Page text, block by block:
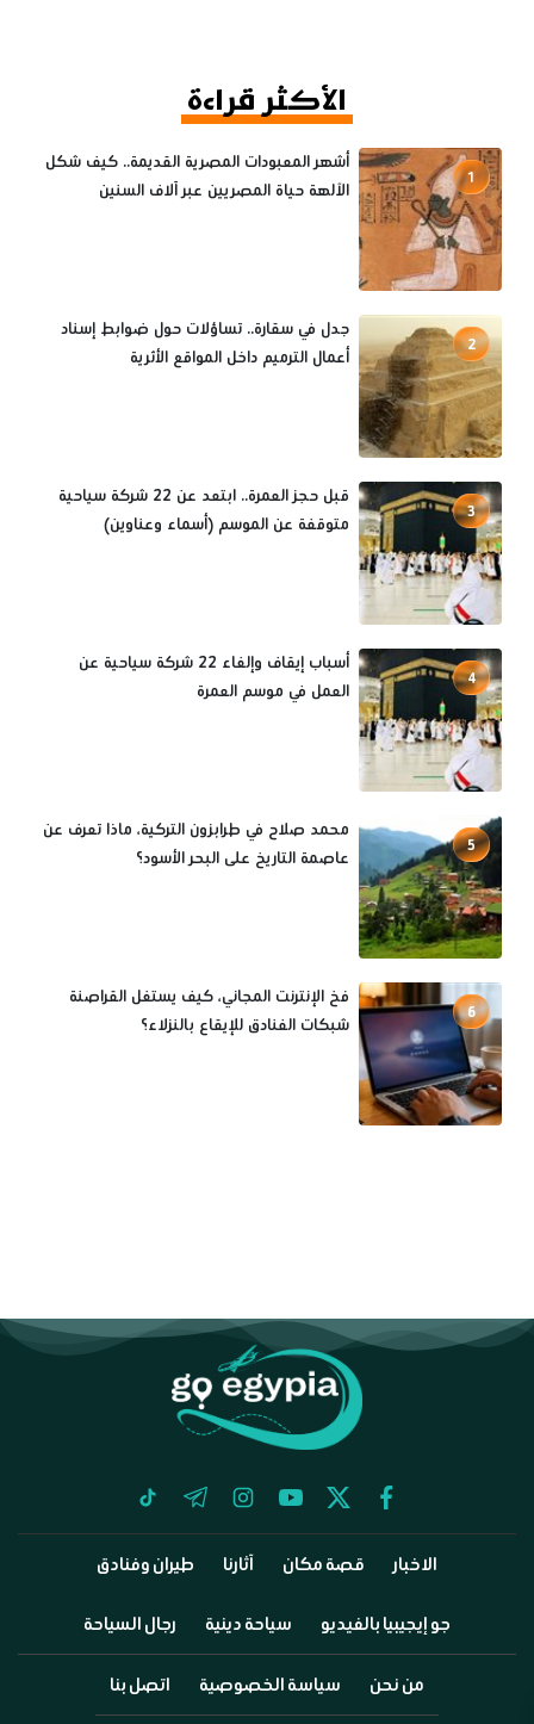
الأكثر قراءة
1
أشهر المعبودات المصرية القديمة.. كيف شكل
الآلهة حياة المصريين عبر آلاف السنين
2
جدل في سقارة.. تساؤلات حول ضوابط إسناد
أعمال الترميم داخل المواقع الأثرية
3
قبل حجز العمرة.. ابتعد عن 22 شركة سياحية
متوقفة عن الموسم (أسماء وعناوين)
4
أسباب إيقاف وإلغاء 22 شركة سياحية عن
العمل في موسم العمرة
5
محمد صلاح في طرابزون التركية، ماذا تعرف عن
عاصمة التاريخ على البحر الأسود؟
6
فخ الإنترنت المجاني، كيف يستغل القراصنة
شبكات الفنادق للإيقاع بالنزلاء؟
facebook
twitter
youtube
instagram
telegram
tiktok
الاخبار قصة مكان آثارنا طيران وفنادق
جو إيجيبيا بالفيديو سياحة دينية رجال السياحة
من نحن سياسة الخصوصية اتصل بنا